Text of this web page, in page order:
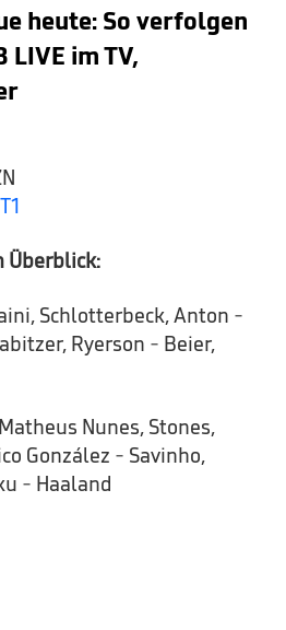
heute: So verfolgen
LIVE im TV,
Überblick:
Schlotterbeck, Anton -
Ryerson - Beier,
Nunes, Stones,
González - Savinho,
- Haaland